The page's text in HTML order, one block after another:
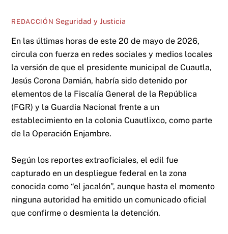
REDACCIÓN Seguridad y Justicia
En las últimas horas de este 20 de mayo de 2026,
circula con fuerza en redes sociales y medios locales
la versión de que el presidente municipal de Cuautla,
Jesús Corona Damián, habría sido detenido por
elementos de la Fiscalía General de la República
(FGR) y la Guardia Nacional frente a un
establecimiento en la colonia Cuautlixco, como parte
de la Operación Enjambre.
Según los reportes extraoficiales, el edil fue
capturado en un despliegue federal en la zona
conocida como “el jacalón”, aunque hasta el momento
ninguna autoridad ha emitido un comunicado oficial
que confirme o desmienta la detención.